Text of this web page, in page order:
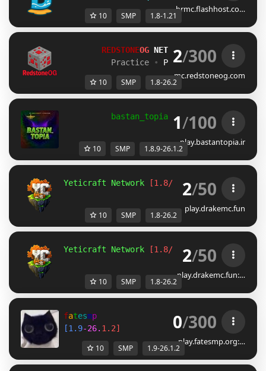
brmc.flashhost.co…
10 SMP 1.8-1.21
REDSTONEOG NETWORK ┃ 1.8 - 26.2
Practice
• PvP • SMP • More Soon
2/300
mc.redstoneog.com
10 SMP 1.8-26.2
bastan_topia Beta |
1/100
play.bastantopia.ir
10 SMP 1.8.9-26.1.2
Yeticraft Network [1.8/26.2]Season 7
2/50
play.drakemc.fun
10 SMP 1.8-26.2
Yeticraft Network [1.8/26.2]Season 7
2/50
play.drakemc.fun:…
10 SMP 1.8-26.2
fatesmp
[1 . 9-26. 1 . 2] 0/300
play.fatesmp.org:…
10 SMP 1.9-26.1.2